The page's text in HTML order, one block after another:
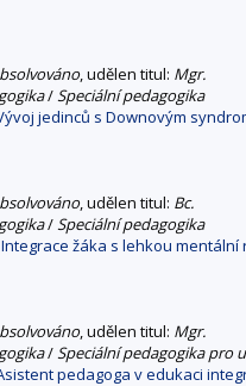
, udělen titul: Mgr.
/Speciální pedagogika
jedinců s Downovým
, udělen titul: Bc.
/Speciální pedagogika
Integrace žáka s lehkou
, udělen titul: Mgr.
/Speciální pedagogika pro
pedagoga v edukaci